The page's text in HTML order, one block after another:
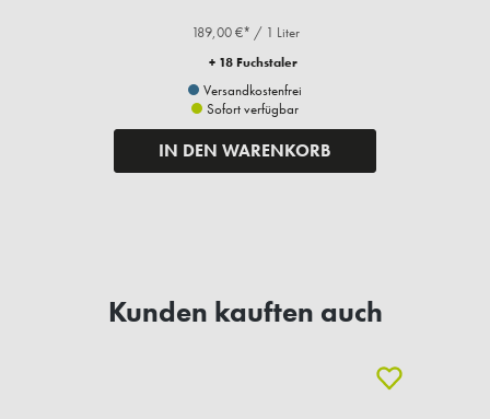
189,00 €* / 1 Liter
+ 18 Fuchstaler
Versandkostenfrei
Sofort verfügbar
IN DEN WARENKORB
Kunden kauften auch